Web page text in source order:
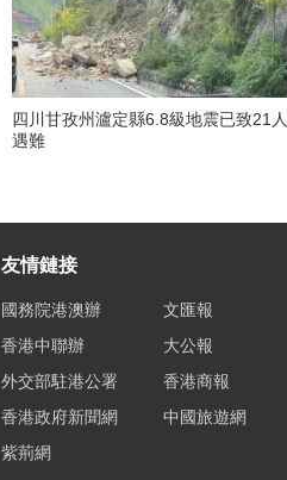
四川甘孜州瀘定縣6.8級地震已致21人
遇難
友情鏈接
國務院港澳辦
文匯報
香港中聯辦
大公報
外交部駐港公署
香港商報
香港政府新聞網
中國旅遊網
紫荊網